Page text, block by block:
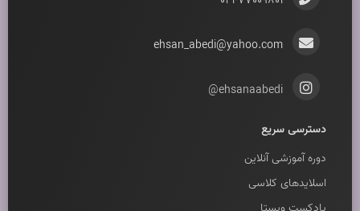
ehsan_abedi@yahoo.com
ehsanaabedi@
دسترسی سریع
دوره آموزشی آنلاین
اسلایدهای کلاسی